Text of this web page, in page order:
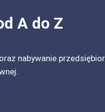
A do Z
nabywanie